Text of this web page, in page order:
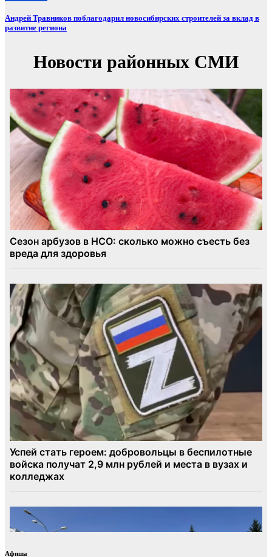
Андрей Травников поблагодарил новосибирских строителей за вклад в
развитие региона
Афиша